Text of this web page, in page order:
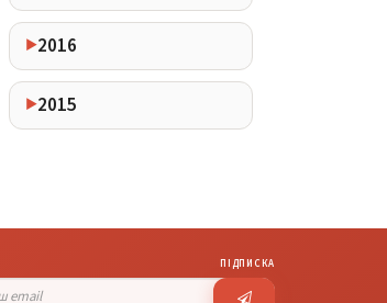
2016
2015
ПІДПИСКА